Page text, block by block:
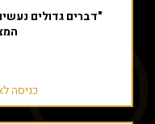
"דברים גדולים
כניסה